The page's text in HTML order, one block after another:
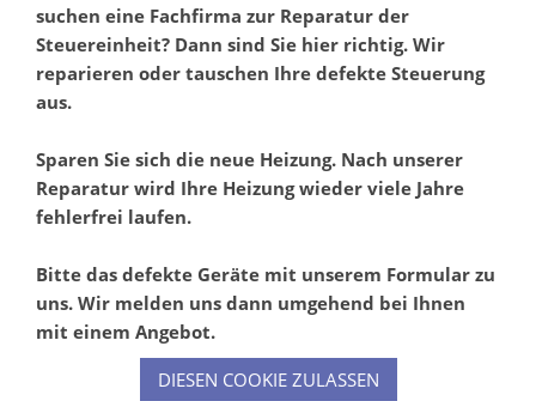
suchen eine Fachfirma zur Reparatur der
Steuereinheit? Dann sind Sie hier richtig. Wir
reparieren oder tauschen Ihre defekte Steuerung
aus.
Sparen Sie sich die neue Heizung. Nach unserer
Reparatur wird Ihre Heizung wieder viele Jahre
fehlerfrei laufen.
Bitte das defekte Geräte mit unserem Formular zu
uns. Wir melden uns dann umgehend bei Ihnen
mit einem Angebot.
DIESEN COOKIE ZULASSEN